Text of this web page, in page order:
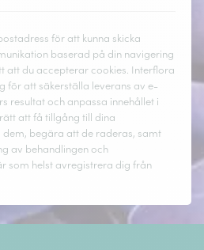
för att kunna skicka
baserad på din navigering
att du accepterar cookies. Interflora
för att säkerställa leverans av e-
resultat och anpassa innehållet i
att få tillgång till dina
begära att de raderas, samt
av behandlingen och
som helst avregistrera dig från